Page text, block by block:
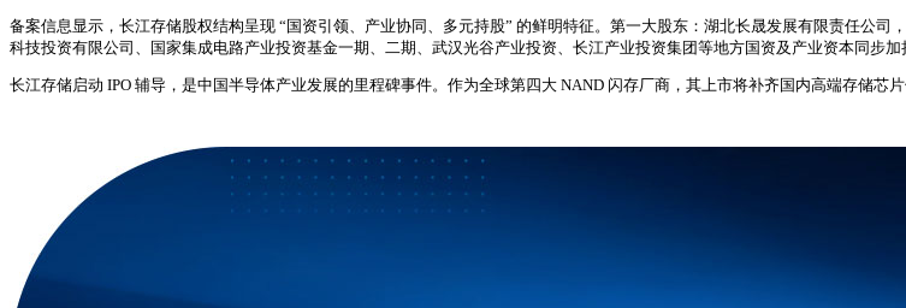
备案信息显示，长江存储股权结构呈现 “国资引领、产业协同、多元持股” 的鲜明特征。第一大股东：湖北长晟发展有限责任公
科技投资有限公司、国家集成电路产业投资基金一期、二期、武汉光谷产业投资、长江产业投资集团等地方国资及产业资本同步加
长江存储启动 IPO 辅导，是中国半导体产业发展的里程碑事件。作为全球第四大 NAND 闪存厂商，其上市将补齐国内高端存储芯